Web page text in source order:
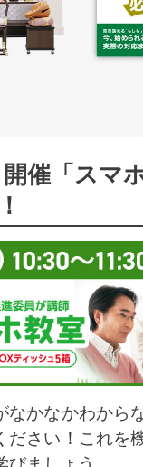
催「スマ
なかなかわから
ださい！これを